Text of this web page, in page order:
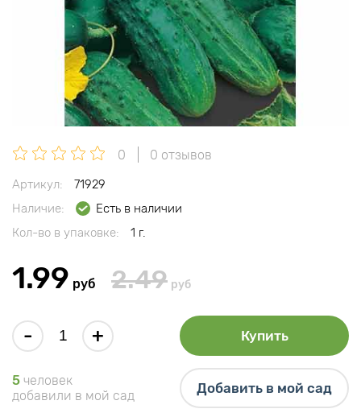
0 0 отзывов
Артикул:
71929
Наличие:
Есть в наличии
Кол-во в упаковке:
1 г.
1.99 руб 2.49 руб
- + Купить
5 человек
добавили в мой сад
Добавить в мой сад